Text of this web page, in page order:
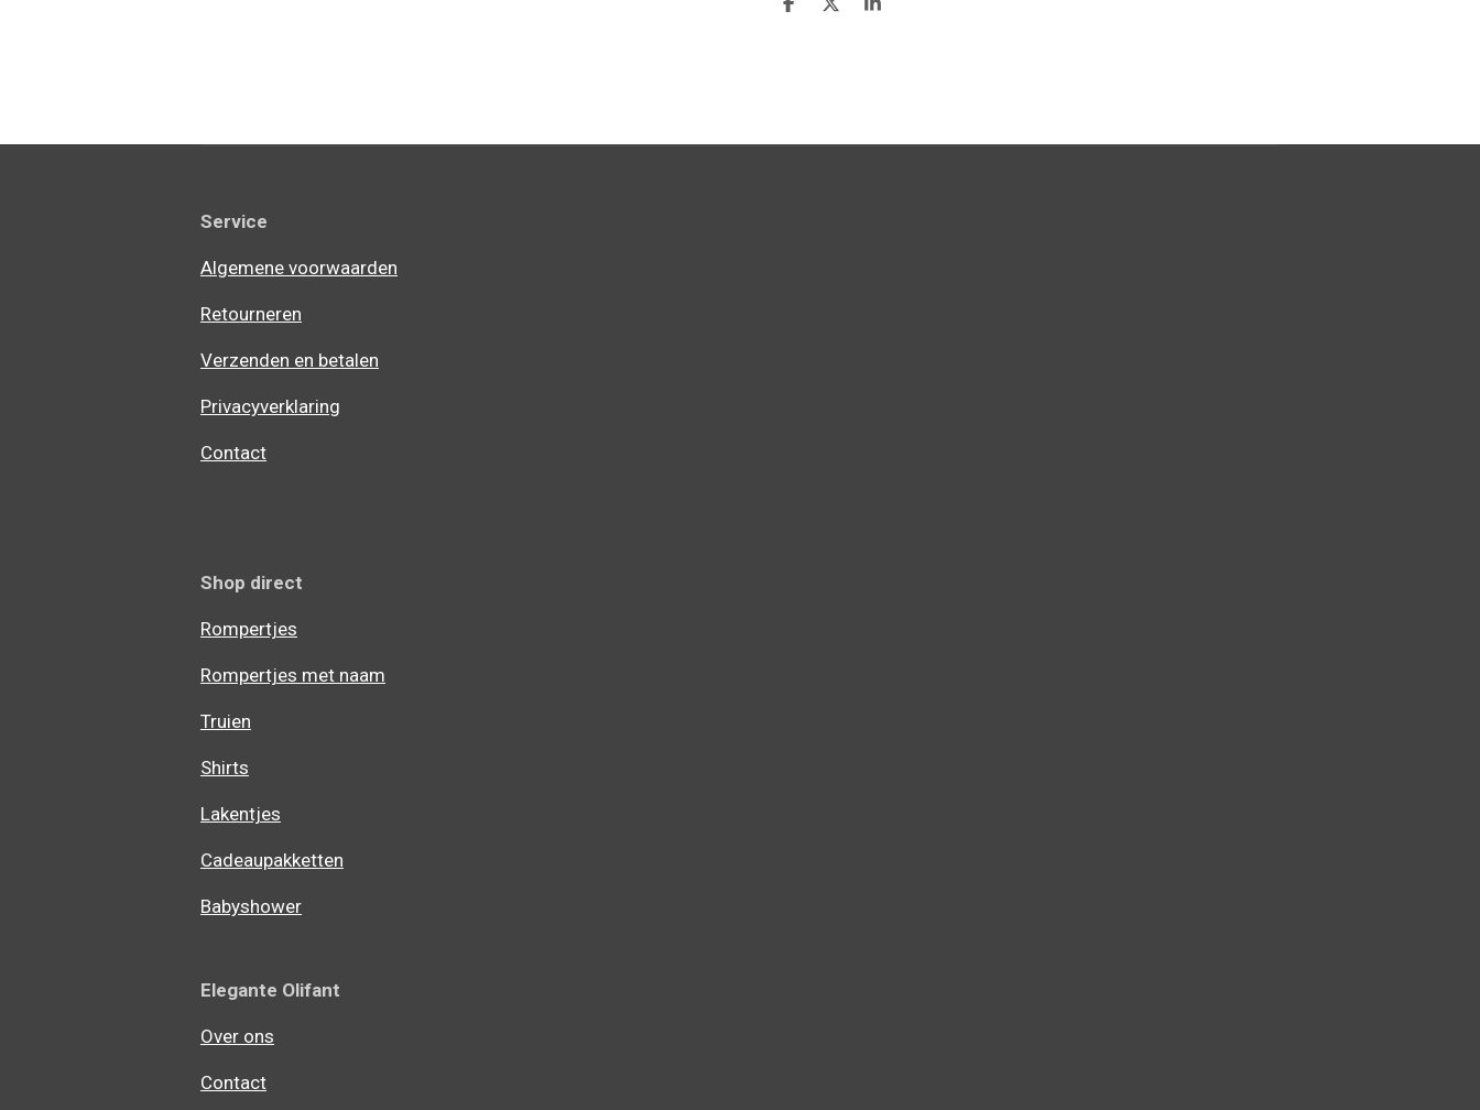
D
D
S
Service
Algemene voorwaarden
Retourneren
Verzenden en betalen
Privacyverklaring
Contact
Shop direct
Rompertjes
Rompertjes met naam
Truien
Shirts
Lakentjes
Cadeaupakketten
Babyshower
Elegante Olifant
Over ons
Contact